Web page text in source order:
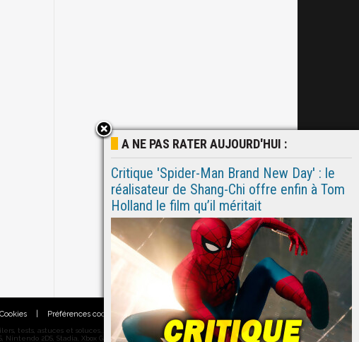
Cookies Préférences cookies | Contacts
astuces et soluces... on vous dit tout ! PC, PS5, PS4, PS4 Pro, Xbox series X,
2DS, Stadia, Xbox Game Pass...
A NE PAS RATER AUJOURD'HUI :
Critique 'Spider-Man Brand New Day' : le
réalisateur de Shang-Chi offre enfin à Tom
Holland le film qu’il méritait